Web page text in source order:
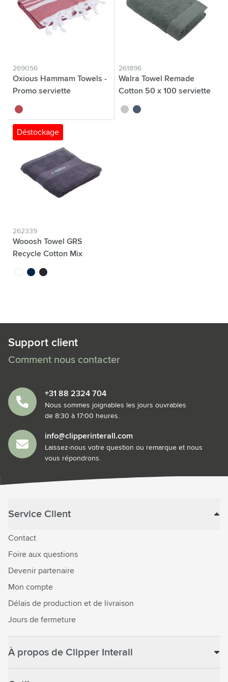
269056
Oxious Hammam Towels -
Promo serviette
rouge
261896
Walra Towel Remade
Cotton 50 x 100 serviette
sablebleu
Déstockage
262339
Wooosh Towel GRS
Recycle Cotton Mix
blancbleu marine
gris foncé
Support client
Comment nous contacter
+31 88 2324 704
Nous sommes joignables les jours ouvrables
de 8:30 à 17:00 heures.
info@clipperinterall.com
Laissez-nous votre question ou remarque et nous
vous répondrons.
Service Client
Contact
Foire aux questions
Devenir partenaire
Mon compte
Délais de production et de livraison
Jours de fermeture
À propos de Clipper Interall